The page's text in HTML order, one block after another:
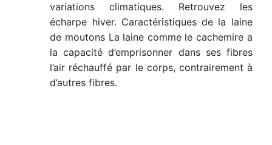
variations climatiques. Retrouvez les
écharpe hiver. Caractéristiques de la laine
de moutons La laine comme le cachemire a
la capacité d’emprisonner dans ses fibres
l’air réchauffé par le corps, contrairement à
d’autres fibres.